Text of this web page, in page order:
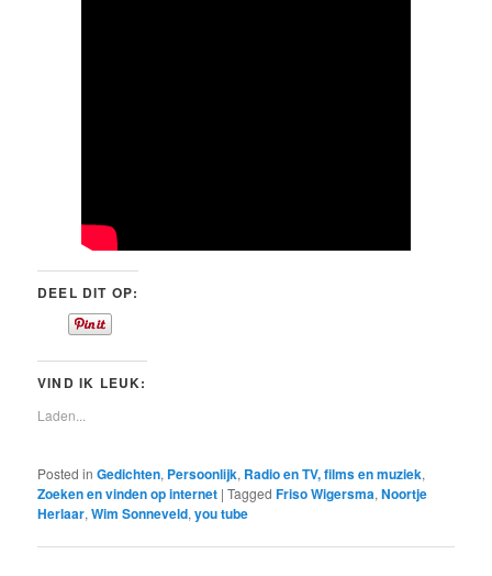
DEEL DIT OP:
VIND IK LEUK:
Laden...
Posted in Gedichten, Persoonlijk, Radio en TV, films en muziek,
Zoeken en vinden op internet |Tagged Friso Wigersma,Noortje
Herlaar,Wim Sonneveld,you tube